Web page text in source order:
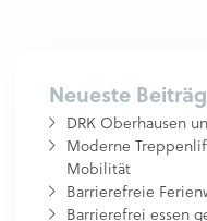
Neueste
DRK Oberhausen
Moderne
Mobilität
Barrierefreie
Barrierefrei essen